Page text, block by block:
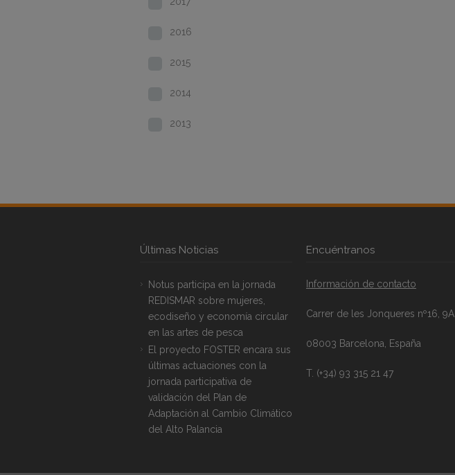
2016
2015
2014
2013
Últimas Noticias
Notus participa en la jornada
REDISMAR sobre mujeres,
ecodiseño y economía circular
en las artes de pesca
El proyecto FOSTER encara sus
últimas actuaciones con la
jornada participativa de
validación del Plan de
Adaptación al Cambio Climático
del Alto Palancia
Encuéntranos
Información de contacto
Carrer de les Jonqueres nº16, 9A
08003 Barcelona, España
T. (+34) 93 315 21 47